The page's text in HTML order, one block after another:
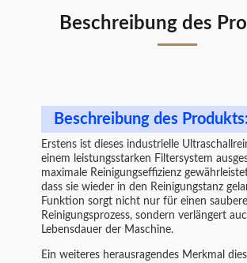
Beschreibung des
Beschreibung des Produkts:
Erstens ist dieses industrielle
einem leistungsstarken Filtersystem
maximale Reinigungseffizienz
dass sie wieder in den Reinigungstanz
Funktion sorgt nicht nur für einen
Reinigungsprozess, sondern verlängert
Lebensdauer der Maschine.
Ein weiteres herausragendes Merkmal